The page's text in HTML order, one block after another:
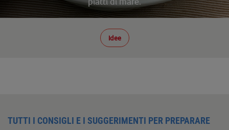
Idee
TUTTI I CONSIGLI E I SUGGERIMENTI PER PREPARARE